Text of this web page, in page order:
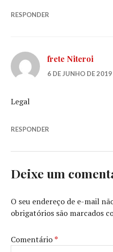
RESPONDER
frete Niteroi
6 DE JUNHO DE
Legal
RESPONDER
Deixe um
O seu endereço de e-mail
obrigatórios são marcados
Comentário*